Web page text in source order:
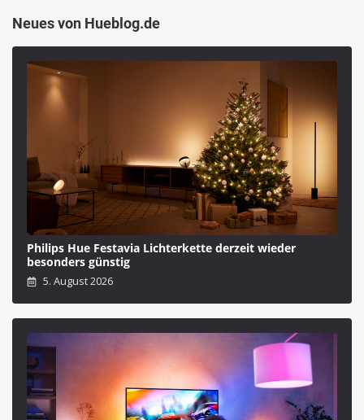
Neues von Hueblog.de
Philips Hue Festavia Lichterkette derzeit wieder
besonders günstig
5. August 2026